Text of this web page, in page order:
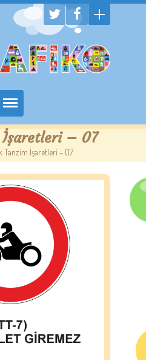
İşaretleri – 07
Tanzim İşaretleri – 07